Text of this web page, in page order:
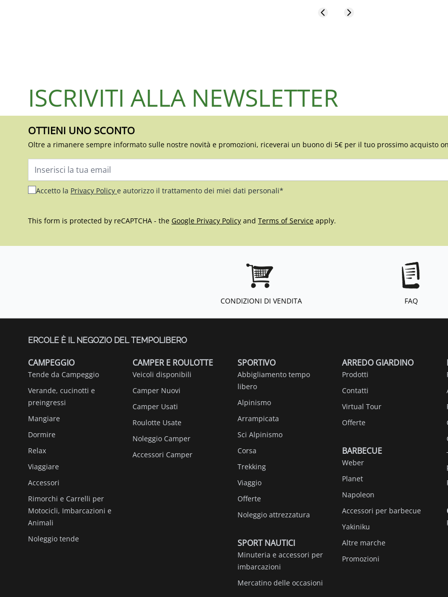
ISCRIVITI ALLA NEWSLETTER
OTTIENI UNO SCONTO
Oltre a rimanere sempre informato sulle nostre novità e promozioni, riceverai un buono di 5€ per il tuo prossimo acquisto
Indirizzo email
Accetto la Privacy Policy e autorizzo il trattamento dei miei dati personali*
This form is protected by reCAPTCHA - the Google Privacy Policy and Terms of Service apply.
CONDIZIONI DI VENDITA FAQ
ERCOLE È IL NEGOZIO DEL TEMPOLIBERO
CAMPEGGIO
Tende da Campeggio
Verande, cucinotti e
preingressi
Mangiare
Dormire
Relax
Viaggiare
Accessori
Rimorchi e Carrelli per
Motocicli, Imbarcazioni e
Animali
Noleggio tende
CAMPER E ROULOTTE
Veicoli disponibili
Camper Nuovi
Camper Usati
Roulotte Usate
Noleggio Camper
Accessori Camper
SPORTIVO
Abbigliamento tempo
libero
Alpinismo
Arrampicata
Sci Alpinismo
Corsa
Trekking
Viaggio
Offerte
Noleggio attrezzatura
SPORT NAUTICI
Minuteria e accessori per
imbarcazioni
Mercatino delle occasioni
ARREDO GIARDINO
Prodotti
Contatti
Virtual Tour
Offerte
BARBECUE
Weber
Planet
Napoleon
Accessori per barbecue
Yakiniku
Altre marche
Promozioni